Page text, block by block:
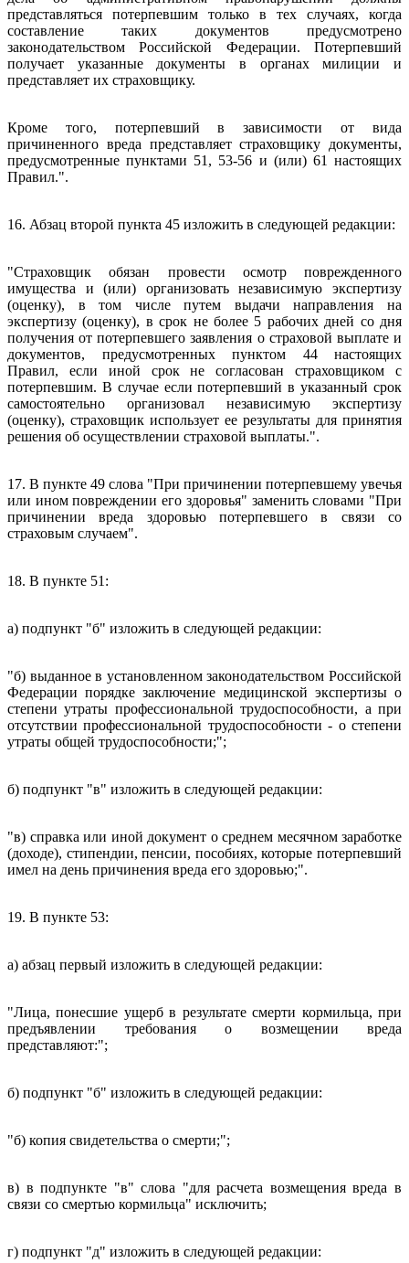
представляться потерпевшим только в тех случаях, когда
составление таких документов предусмотрено
законодательством Российской Федерации. Потерпевший
получает указанные документы в органах милиции и
представляет их страховщику.
Кроме того, потерпевший в зависимости от вида
причиненного вреда представляет страховщику документы,
предусмотренные пунктами 51, 53-56 и (или) 61 настоящих
Правил.".
16. Абзац второй пункта 45 изложить в следующей редакции:
"Страховщик обязан провести осмотр поврежденного
имущества и (или) организовать независимую экспертизу
(оценку), в том числе путем выдачи направления на
экспертизу (оценку), в срок не более 5 рабочих дней со дня
получения от потерпевшего заявления о страховой выплате и
документов, предусмотренных пунктом 44 настоящих
Правил, если иной срок не согласован страховщиком с
потерпевшим. В случае если потерпевший в указанный срок
самостоятельно организовал независимую экспертизу
(оценку), страховщик использует ее результаты для принятия
решения об осуществлении страховой выплаты.".
17. В пункте 49 слова "При причинении потерпевшему увечья
или ином повреждении его здоровья" заменить словами "При
причинении вреда здоровью потерпевшего в связи со
страховым случаем".
18. В пункте 51:
а) подпункт "б" изложить в следующей редакции:
"б) выданное в установленном законодательством Российской
Федерации порядке заключение медицинской экспертизы о
степени утраты профессиональной трудоспособности, а при
отсутствии профессиональной трудоспособности - о степени
утраты общей трудоспособности;";
б) подпункт "в" изложить в следующей редакции:
"в) справка или иной документ о среднем месячном заработке
(доходе), стипендии, пенсии, пособиях, которые потерпевший
имел на день причинения вреда его здоровью;".
19. В пункте 53:
а) абзац первый изложить в следующей редакции:
"Лица, понесшие ущерб в результате смерти кормильца, при
предъявлении требования о возмещении вреда
представляют:";
б) подпункт "б" изложить в следующей редакции:
"б) копия свидетельства о смерти;";
в) в подпункте "в" слова "для расчета возмещения вреда в
связи со смертью кормильца" исключить;
г) подпункт "д" изложить в следующей редакции: